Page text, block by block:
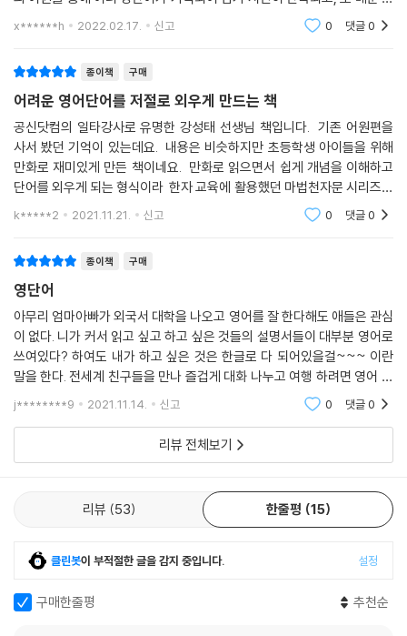
어를 오랫동안 기억할 수 있으며, 관련된 서양 역사와 문화도 알고, 처음보
x******h 2022.02.17. 신고 0 댓글0
종이책 구매
어려운 영어단어를 저절로 외우게 만드는 책
공신닷컴의 일타강사로 유명한 강성태 선생님 책입니다. 기존 어원편을
사서 봤던 기억이 있는데요. 내용은 비슷하지만 초등학생 아이들을 위해
만화로 재미있게 만든 책이네요. 만화로 읽으면서 쉽게 개념을 이해하고
단어를 외우게 되는 형식이라 한자 교육에 활용했던 마법천자문 시리즈와
같이 앞으로 꾸준히 인기를 끌 것 같습니다. QR코드를 활용한 강의까지
k*****2 2021.11.21. 신고 0 댓글0
종이책 구매
영단어
아무리 엄마아빠가 외국서 대학을 나오고 영어를 잘 한다해도 애들은 관심
이 없다. 니가 커서 읽고 싶고 하고 싶은 것들의 설명서들이 대부분 영어로
쓰여있다? 하여도 내가 하고 싶은 것은 한글로 다 되어있을걸~~~ 이란
말을 한다. 전세계 친구들을 만나 즐겁게 대화 나누고 여행 하려면 영어 좀
해야할 걸 하는데도 듣는둥 마는둥;; 역시 내 새끼 가르치는 건 부모는 못하
는겐가 싶
j********9 2021.11.14. 신고 0 댓글0
리뷰 전체보기
리뷰 53 한줄평 15
클린봇이 부적절한 글을 감지 중입니다. 설정
구매한줄평 추천순